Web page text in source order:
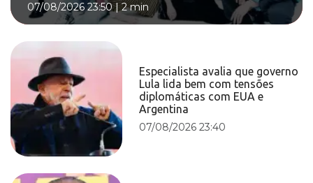
07/08/2026 23:50|2 min
Especialista avalia que governo
Lula lida bem com tensões
diplomáticas com EUA e
Argentina
07/08/2026 23:40